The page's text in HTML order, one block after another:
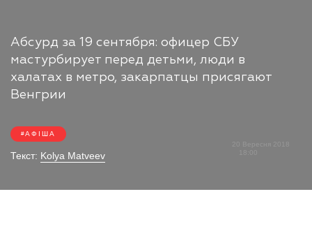
Абсурд за 19 сентября: офицер СБУ
мастурбирует перед детьми, люди в
халатах в метро, закарпатцы присягают
Венгрии
АФІША
Текст: Kolya Matveev
20 Вересня 2018